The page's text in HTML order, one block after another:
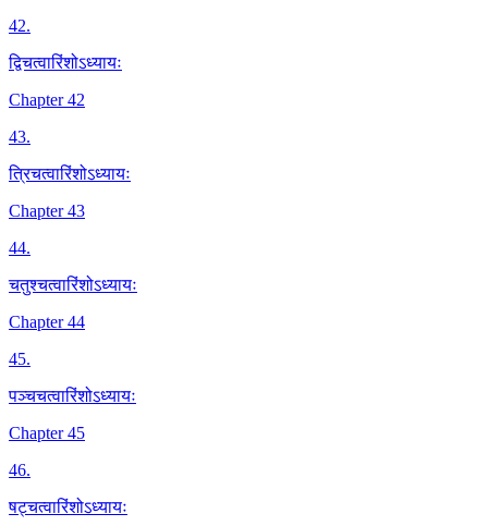
42.
द्विचत्वारिंशोऽध्यायः
Chapter 42
43.
त्रिचत्वारिंशोऽध्यायः
Chapter 43
44.
चतुश्चत्वारिंशोऽध्यायः
Chapter 44
45.
पञ्चचत्वारिंशोऽध्यायः
Chapter 45
46.
षट्चत्वारिंशोऽध्यायः